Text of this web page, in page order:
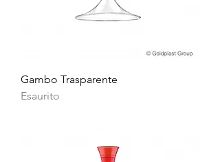
Gambo Trasparente
Esaurito